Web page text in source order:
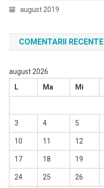
august 2019
COMENTARII RECENTE
august 2026
L
Ma Mi
3 4 5
10 11 12
17 18 19
24 25 26